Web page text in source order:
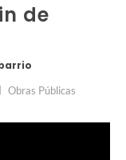
de
Obras Públicas